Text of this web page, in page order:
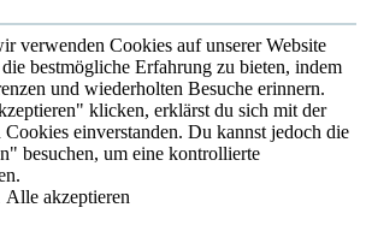
verwenden Cookies auf unserer Website
bestmögliche Erfahrung zu bieten, indem
und wiederholten Besuche erinnern.
klicken, erklärst du sich mit der
einverstanden. Du kannst jedoch die
besuchen, um eine kontrollierte
Alle akzeptieren